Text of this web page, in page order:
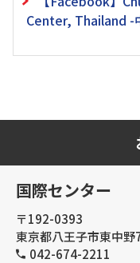
Center, Thailand -
国際センター
〒192-0393
東京都八王子市東中野
042-674-2211